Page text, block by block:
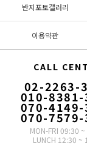
반지포토갤러리
이용약관
CALL
02-2263-
010-8381-
070-4149-
070-7579-
MON-FRI 09:30
LUNCH 12:30 ~